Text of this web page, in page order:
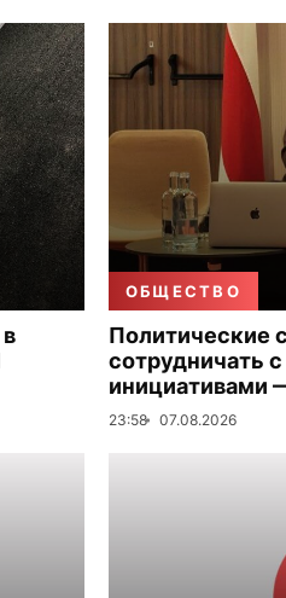
ОБЩЕСТВО
Политические
сотрудничать
инициативами
23:58 07.08.2026